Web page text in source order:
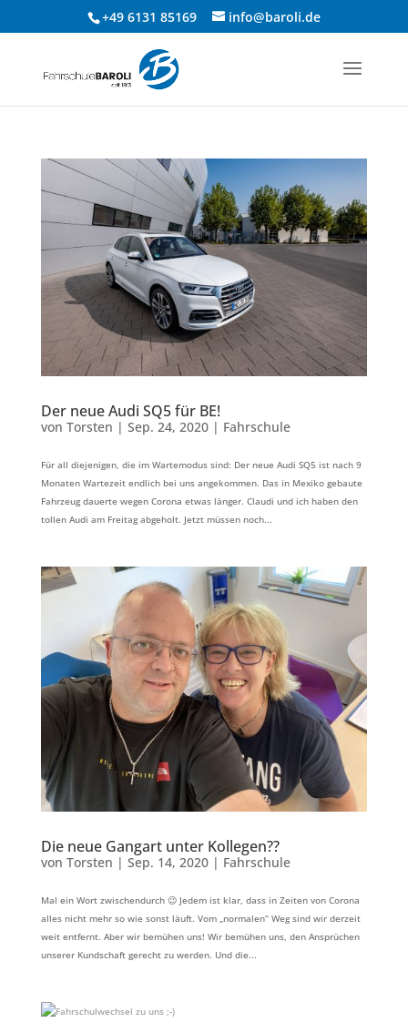
+49 6131 85169 info@baroli.de
Der neue Audi SQ5 für BE!
von Torsten | Sep. 24, 2020| Fahrschule
Für all diejenigen, die im Wartemodus sind: Der neue Audi SQ5 ist nach 9
Monaten Wartezeit endlich bei uns angekommen. Das in Mexiko gebaute
Fahrzeug dauerte wegen Corona etwas länger. Claudi und ich haben den
tollen Audi am Freitag abgeholt. Jetzt müssen noch...
Die neue Gangart unter Kollegen??
von Torsten | Sep. 14, 2020| Fahrschule
Mal ein Wort zwischendurch 😉 Jedem ist klar, dass in Zeiten von Corona
alles nicht mehr so wie sonst läuft. Vom „normalen“ Weg sind wir derzeit
weit entfernt. Aber wir bemühen uns! Wir bemühen uns, den Ansprüchen
unserer Kundschaft gerecht zu werden. Und die...